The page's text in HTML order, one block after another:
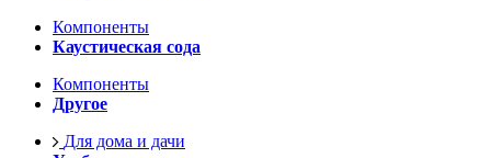
Компоненты
Каустическая сода
Компоненты
Другое
Для дома и дачи